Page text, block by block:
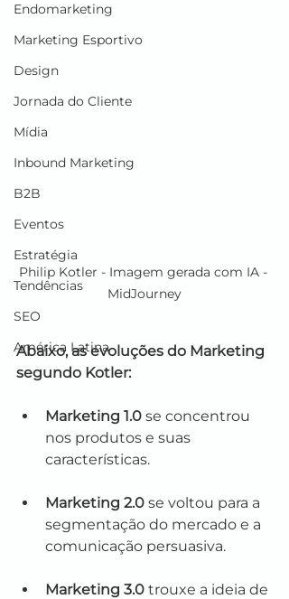
Endomarketing
Marketing Esportivo
Design
Jornada do Cliente
Mídia
Inbound Marketing
B2B
Eventos
Estratégia
Tendências
SEO
América Latina
Philip Kotler - Imagem gerada com IA -
MidJourney
Abaixo, as evoluções do Marketing
segundo Kotler:
Marketing 1.0 se concentrou
nos produtos e suas
características.
Marketing 2.0 se voltou para a
segmentação do mercado e a
comunicação persuasiva.
Marketing 3.0 trouxe a ideia de